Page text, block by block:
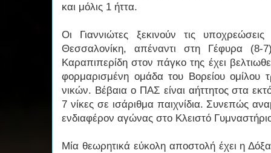
και μόλις 1 ήττα.
Οι Γιαννιώτες ξεκινούν τις
Θεσσαλονίκη, απέναντι στη Γέφυρα
Καραπιπερίδη στον πάγκο της έχει
φορμαρισμένη ομάδα του Βορείου ομίλου
νικών. Βέβαια ο ΠΑΣ είναι αήττητος στα
7 νίκες σε ισάριθμα παιχνίδια. Συνεπώς
ενδιαφέρον αγώνας στο Κλειστό
Μία θεωρητικά εύκολη αποστολή έχει η